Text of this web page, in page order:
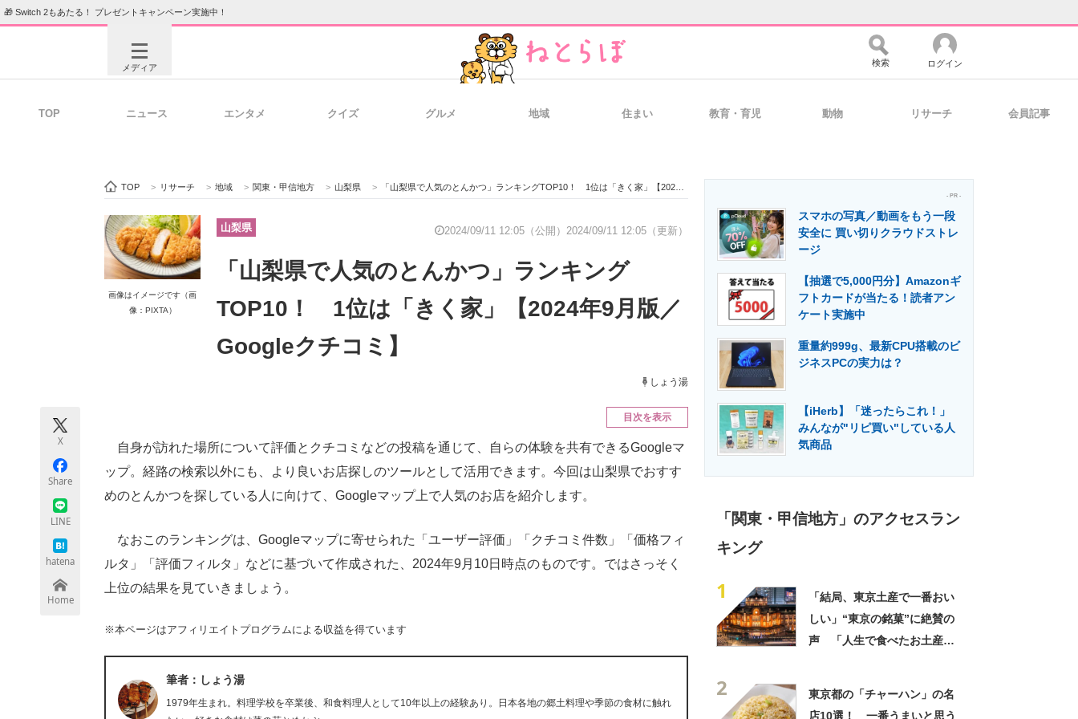
🎁 Switch 2もあたる！ プレゼントキャンペーン実施中！
メディア
ビジネスと働き方のヒント 経営リーダーのコミュニティ マーケ×ITの今がよく分かる
ITエンジニア向け専門サイト IT製品の技術・比較・事例 製造業のIT導入・活用を支援
エネルギーの専門メディア 建設×テクノロジーの最前線
ちょっと気になるネットの話題
検索 ログイン
TOP ニュース エンタメ クイズ グルメ 地域 住まい 教育・育児 動物 リサーチ 会員記事
TOP > リサーチ > 地域 > 関東・甲信地方 > 山梨県 > 「山梨県で人気のとんかつ」ランキングTOP10！ 1位は「きく家」【2024年9月版／Googleクチコミ】
画像はイメージです（画
像：PIXTA）
山梨県 2024/09/11 12:05（公開） 2024/09/11 12:05（更新）
「山梨県で人気のとんかつ」ランキング
TOP10！ 1位は「きく家」【2024年9月版／
Googleクチコミ】
しょう湯
X
Share
LINE
hatena
Home
目次を表示
自身が訪れた場所について評価とクチコミなどの投稿を通じて、自らの体験を共有できるGoogleマ
ップ。経路の検索以外にも、より良いお店探しのツールとして活用できます。今回は山梨県でおすす
めのとんかつを探している人に向けて、Googleマップ上で人気のお店を紹介します。
なおこのランキングは、Googleマップに寄せられた「ユーザー評価」「クチコミ件数」「価格フィ
ルタ」「評価フィルタ」などに基づいて作成された、2024年9月10日時点のものです。ではさっそく
上位の結果を見ていきましょう。
※本ページはアフィリエイトプログラムによる収益を得ています
筆者：しょう湯
1979年生まれ。料理学校を卒業後、和食料理人として10年以上の経験あり。日本各地の郷土料理や季節の食材に触れ
- PR -
スマホの写真／動画をもう一段
安全に 買い切りクラウドストレ
ージ
【抽選で5,000円分】Amazonギ
フトカードが当たる！読者アン
ケート実施中
重量約999g、最新CPU搭載のビ
ジネスPCの実力は？
【iHerb】「迷ったらこれ！」
みんなが"リピ買い"している人
気商品
「関東・甲信地方」のアクセスラン
キング
1
「結局、東京土産で一番おい
しい」“東京の銘菓”に絶賛の
声 「人生で食べたお土産の
2
東京都の「チャーハン」の名
店10選！ 一番うまいと思う